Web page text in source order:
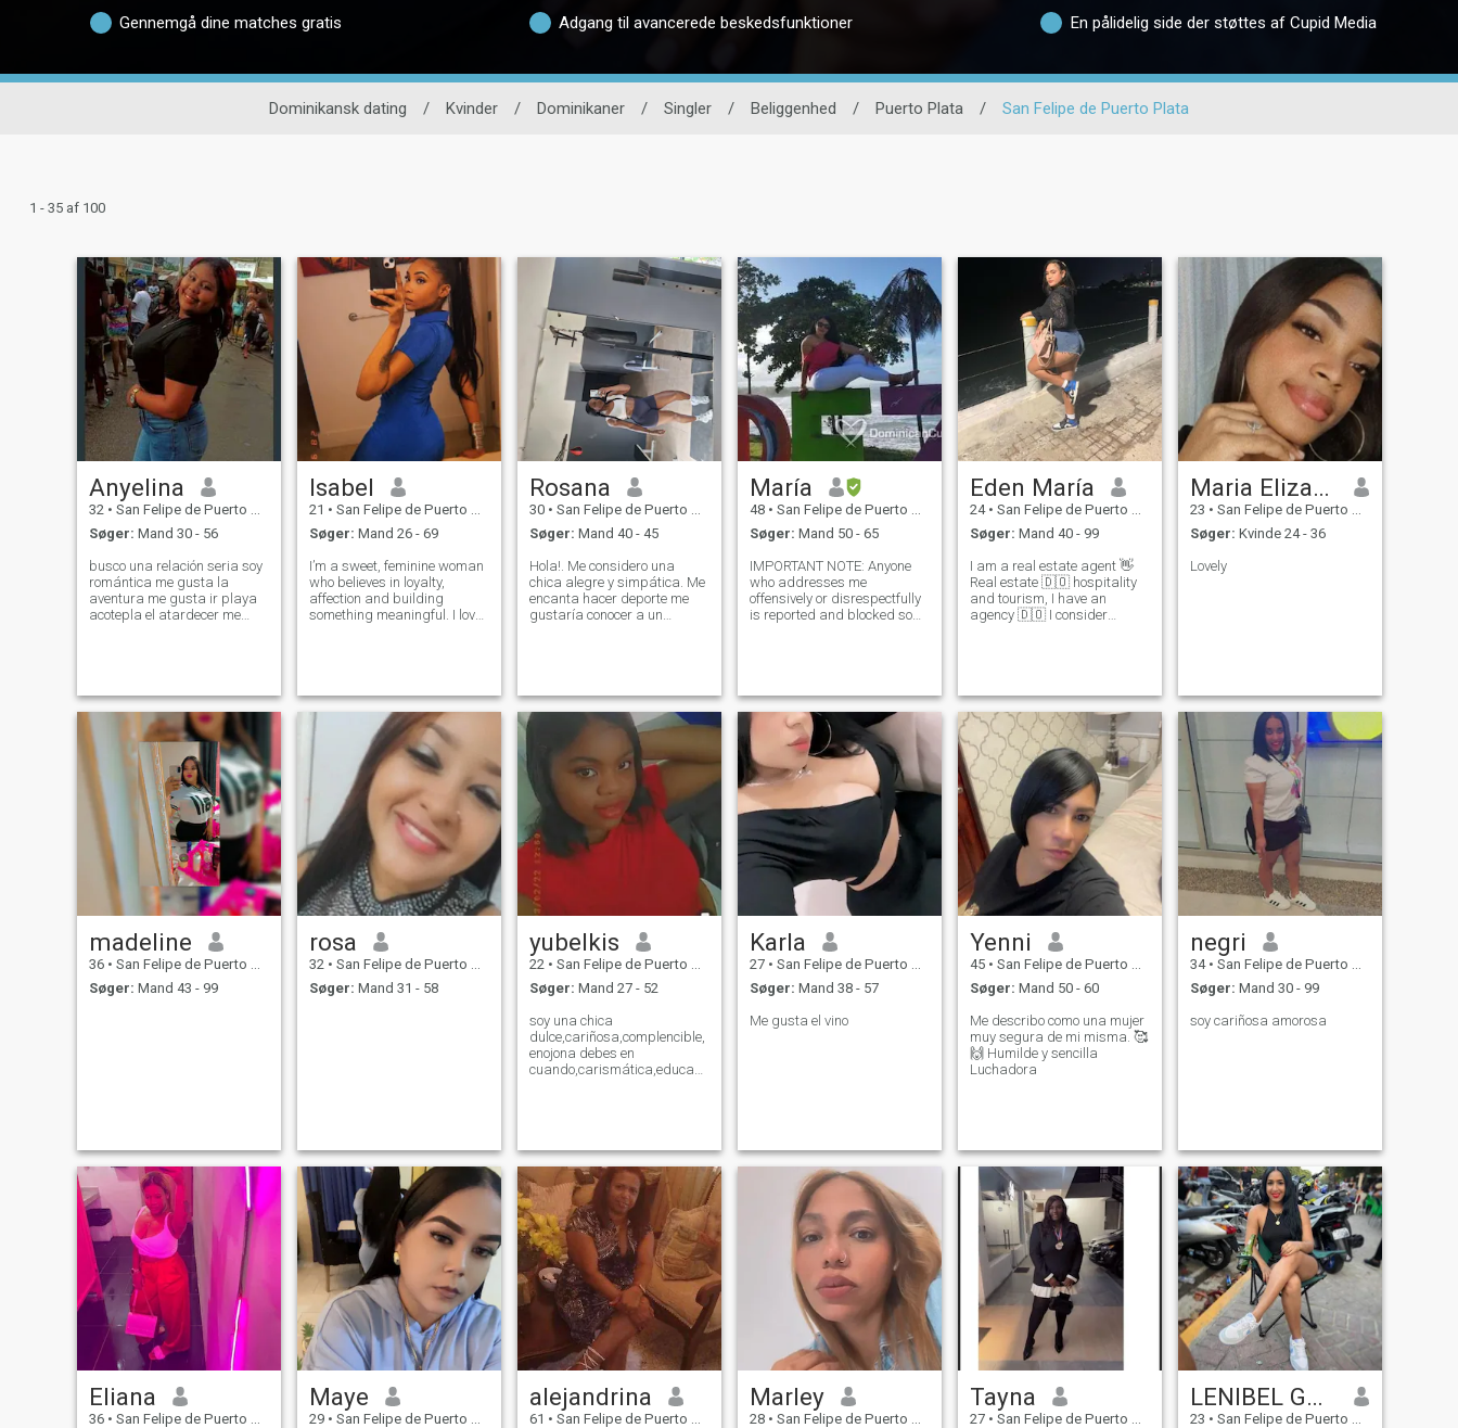
Gennemgå dine matches gratis Adgang til avancerede beskedsfunktioner En pålidelig side der støttes af Cupid Media
Dominikansk dating / Kvinder / Dominikaner / Singler / Beliggenhed / Puerto Plata / San Felipe de Puerto Plata
1 - 35 af 100
Anyelina
32 • San Felipe de Puerto Plata, Puerto Plata, DR Dominikanske
Søger: Mand 30 - 56
busco una relación seria soy
romántica me gusta la
aventura me gusta ir playa
acotepla el atardecer me
relación seria soy detallista
me gusta la pelícu
Isabel
21 • San Felipe de Puerto Plata, Puerto Plata, DR Dominikanske
Søger: Mand 26 - 69
I’m a sweet, feminine woman
who believes in loyalty,
affection and building
something meaningful. I love
respectful, generous, and
know what the
Rosana
30 • San Felipe de Puerto Plata, Puerto Plata, DR Dominikanske
Søger: Mand 40 - 45
Hola!. Me considero una
chica alegre y simpática. Me
encanta hacer deporte me
gustaría conocer a un
conocerme, estaré
encantada de conocerte a t
María
48 • San Felipe de Puerto Plata, Puerto Plata, DR Dominikanske
Søger: Mand 50 - 65
IMPORTANT NOTE: Anyone
who addresses me
offensively or disrespectfully
is reported and blocked so
looking for is fun, go to a
night club a
Eden María
24 • San Felipe de Puerto Plata, Puerto Plata, DR Dominikanske
Søger: Mand 40 - 99
I am a real estate agent 👋
Real estate 🇩🇴 hospitality
and tourism, I have an
agency 🇩🇴 I consider
socially proactive and
responsible 💞 I
Maria Elizabeth
23 • San Felipe de Puerto Plata, Puerto Plata, DR Dominikanske
Søger: Kvinde 24 - 36
Lovely
madeline
36 • San Felipe de Puerto Plata, Puerto Plata, DR Dominikanske
Søger: Mand 43 - 99
rosa
32 • San Felipe de Puerto Plata, Puerto Plata, DR Dominikanske
Søger: Mand 31 - 58
yubelkis
22 • San Felipe de Puerto Plata, Puerto Plata, DR Dominikanske
Søger: Mand 27 - 52
soy una chica
dulce,cariñosa,complencible,
enojona debes en
cuando,carismática,educada
Karla
27 • San Felipe de Puerto Plata, Puerto Plata, DR Dominikanske
Søger: Mand 38 - 57
Me gusta el vino
Yenni
45 • San Felipe de Puerto Plata, Puerto Plata, DR Dominikanske
Søger: Mand 50 - 60
Me describo como una mujer
muy segura de mi misma. 🥰
🙌 Humilde y sencilla
Luchadora
negri
34 • San Felipe de Puerto Plata, Puerto Plata, DR Dominikanske
Søger: Mand 30 - 99
soy cariñosa amorosa
Eliana
36 • San Felipe de Puerto Plata, Puerto Plata, DR Dominikanske
Maye
29 • San Felipe de Puerto Plata, Puerto Plata, DR Dominikanske
alejandrina
61 • San Felipe de Puerto Plata, Puerto Plata, DR Dominikanske
Marley
28 • San Felipe de Puerto Plata, Puerto Plata, DR Dominikanske
Tayna
27 • San Felipe de Puerto Plata, Puerto Plata, DR Dominikanske
LENIBEL GARCÍA
23 • San Felipe de Puerto Plata, Puerto Plata, DR Dominikanske